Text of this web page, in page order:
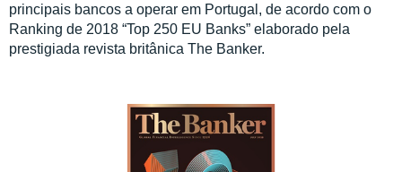
principais bancos a operar em Portugal, de acordo com o
Ranking de 2018 “Top 250 EU Banks” elaborado pela
prestigiada revista britânica The Banker.